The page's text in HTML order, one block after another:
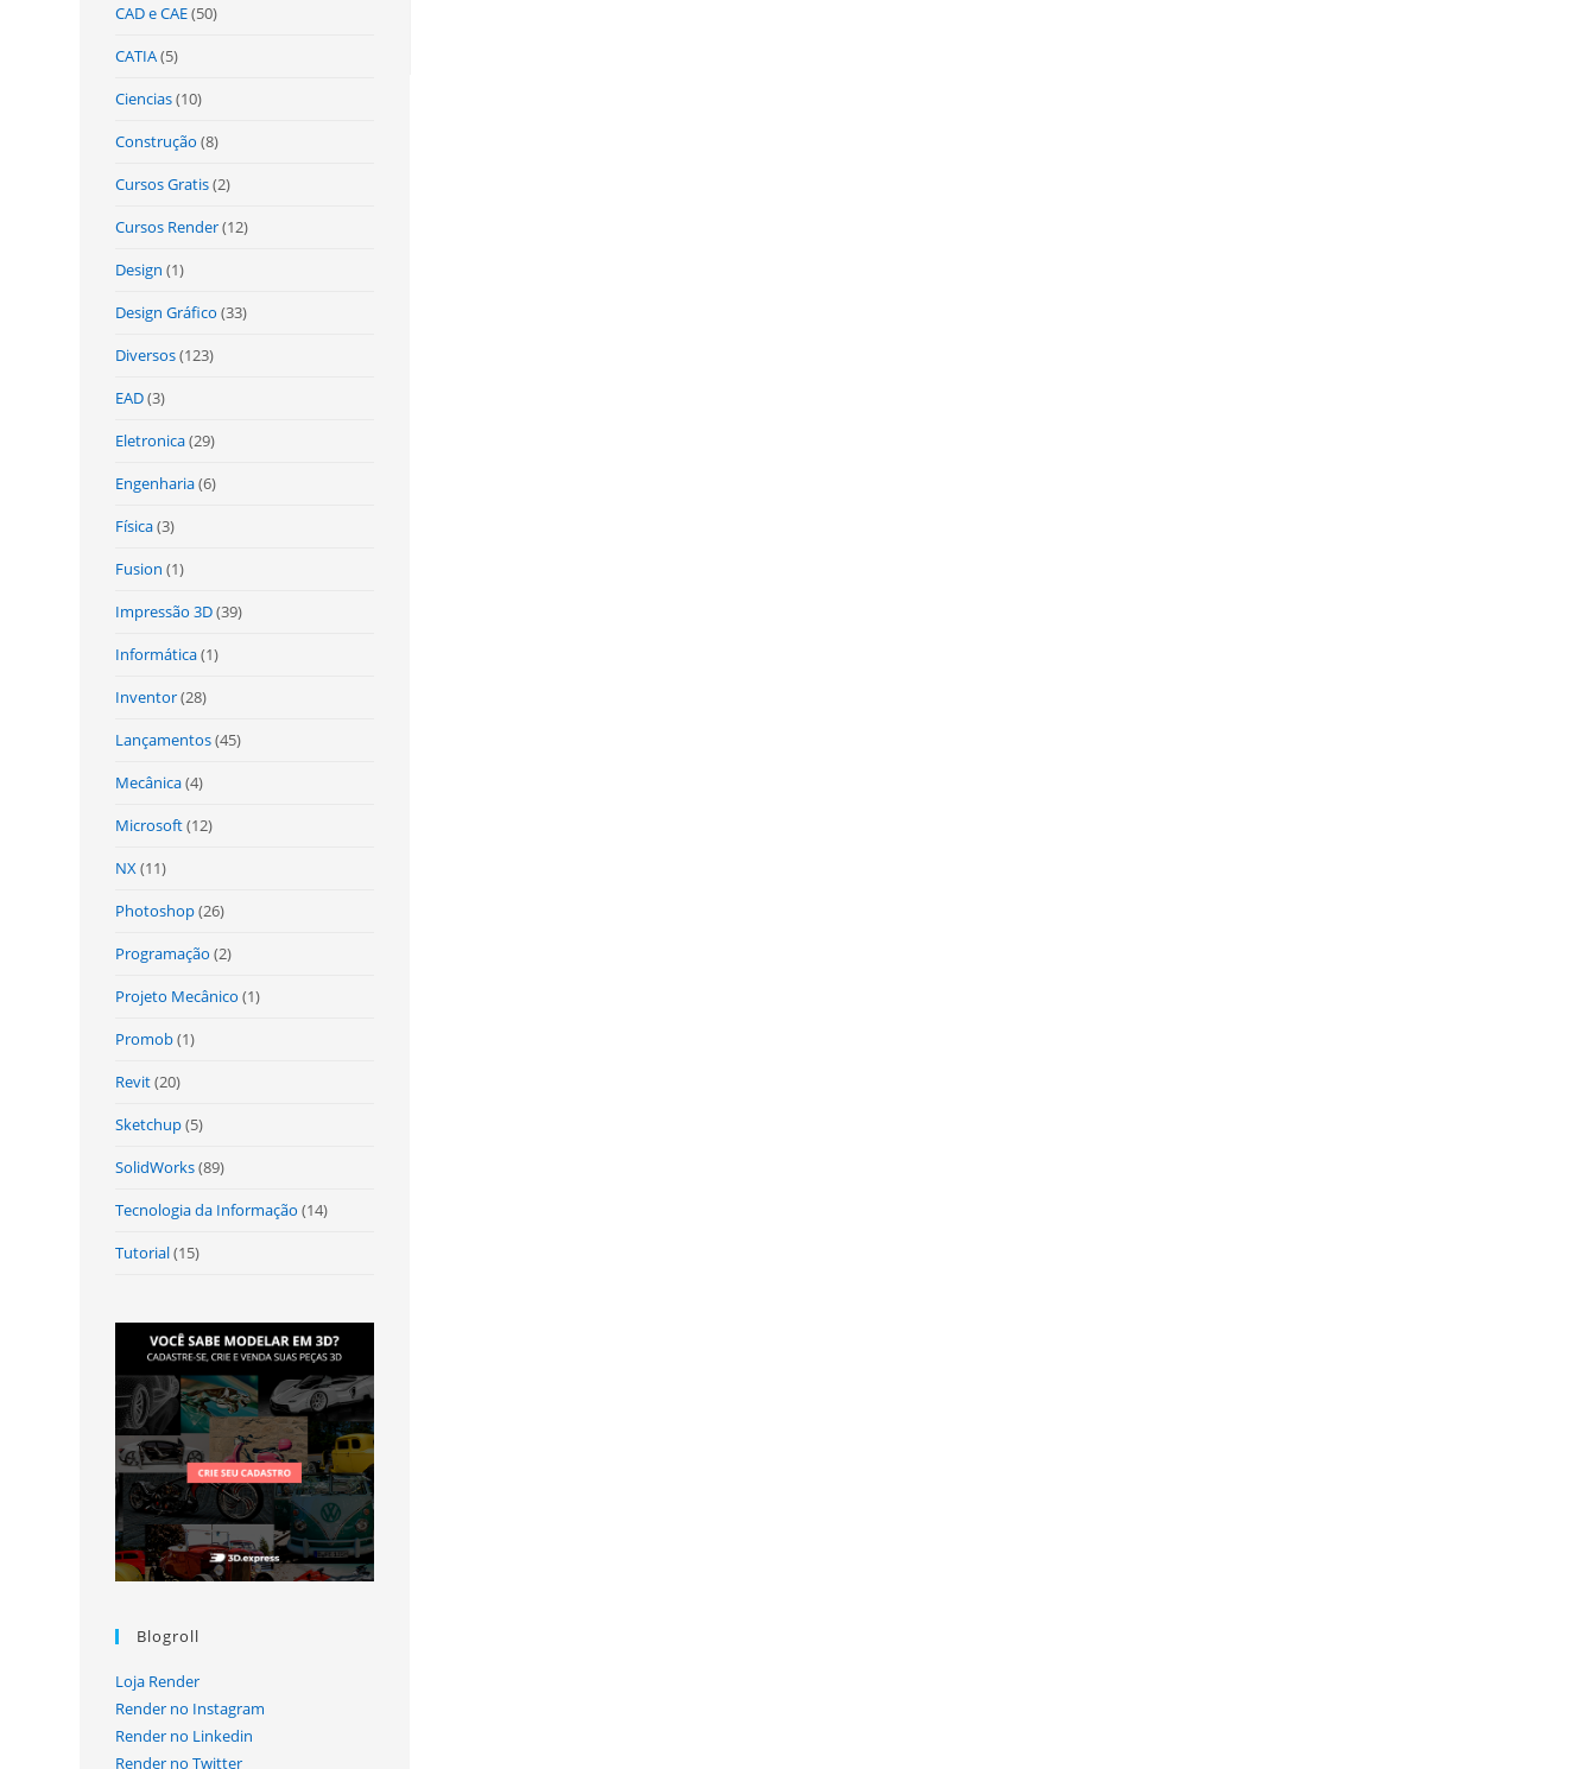
CAD e CAE(50)
CATIA(5)
Ciencias(10)
Construção (8)
Cursos Gratis(2)
Cursos Render(12)
Design (1)
Design Gráfico (33)
Diversos(123)
EAD(3)
Eletronica(29)
Engenharia(6)
Física(3)
Fusion (1)
Impressão 3D(39)
Informática(1)
Inventor(28)
Lançamentos(45)
Mecânica(4)
Microsoft(12)
NX(11)
Photoshop(26)
Programação (2)
Projeto Mecânico (1)
Promob(1)
Revit(20)
Sketchup(5)
SolidWorks(89)
Tecnologia da Informação (14)
Tutorial(15)
Blogroll
Loja Render
Render no Instagram
Render no Linkedin
Render no Twitter